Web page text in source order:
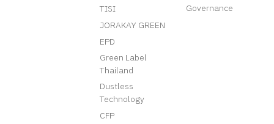
TISI
JORAKAY GREEN
EPD
Green Label
Thailand
Dustless
Technology
CFP
Governance